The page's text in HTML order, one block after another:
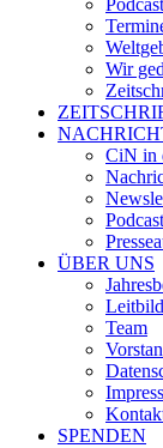
Podcast
Wir
CiN in
Podcast
ÜBER UNS
Leitbild
Team
SPENDEN